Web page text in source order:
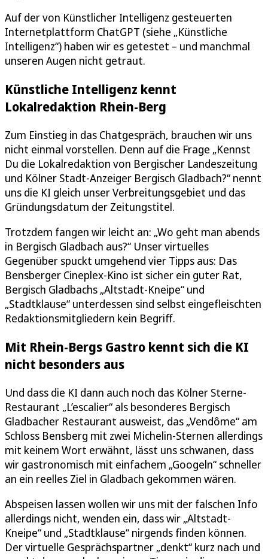
Auf der von Künstlicher Intelligenz gesteuerten
Internetplattform ChatGPT (siehe „Künstliche
Intelligenz“) haben wir es getestet – und manchmal
unseren Augen nicht getraut.
Künstliche Intelligenz kennt
Lokalredaktion Rhein-Berg
Zum Einstieg in das Chatgespräch, brauchen wir uns
nicht einmal vorstellen. Denn auf die Frage „Kennst
Du die Lokalredaktion von Bergischer Landeszeitung
und Kölner Stadt-Anzeiger Bergisch Gladbach?“ nennt
uns die KI gleich unser Verbreitungsgebiet und das
Gründungsdatum der Zeitungstitel.
Trotzdem fangen wir leicht an: „Wo geht man abends
in Bergisch Gladbach aus?“ Unser virtuelles
Gegenüber spuckt umgehend vier Tipps aus: Das
Bensberger Cineplex-Kino ist sicher ein guter Rat,
Bergisch Gladbachs „Altstadt-Kneipe“ und
„Stadtklause“ unterdessen sind selbst eingefleischten
Redaktionsmitgliedern kein Begriff.
Mit Rhein-Bergs Gastro kennt sich die KI
nicht besonders aus
Und dass die KI dann auch noch das Kölner Sterne-
Restaurant „L’escalier“ als besonderes Bergisch
Gladbacher Restaurant ausweist, das „Vendôme“ am
Schloss Bensberg mit zwei Michelin-Sternen allerdings
mit keinem Wort erwähnt, lässt uns schwanen, dass
wir gastronomisch mit einfachem „Googeln“ schneller
an ein reelles Ziel in Gladbach gekommen wären.
Abspeisen lassen wollen wir uns mit der falschen Info
allerdings nicht, wenden ein, dass wir „Altstadt-
Kneipe“ und „Stadtklause“ nirgends finden können.
Der virtuelle Gesprächspartner „denkt“ kurz nach und